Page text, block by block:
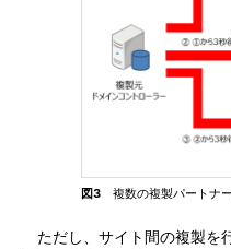
図3 複数の複製パートナ
ただし、サイト間の複製を